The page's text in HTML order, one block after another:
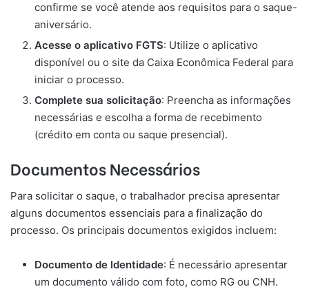
confirme se você atende aos requisitos para o saque-
aniversário.
Acesse o aplicativo FGTS: Utilize o aplicativo
disponível ou o site da Caixa Econômica Federal para
iniciar o processo.
Complete sua solicitação: Preencha as informações
necessárias e escolha a forma de recebimento
(crédito em conta ou saque presencial).
Documentos Necessários
Para solicitar o saque, o trabalhador precisa apresentar
alguns documentos essenciais para a finalização do
processo. Os principais documentos exigidos incluem:
Documento de Identidade: É necessário apresentar
um documento válido com foto, como RG ou CNH.